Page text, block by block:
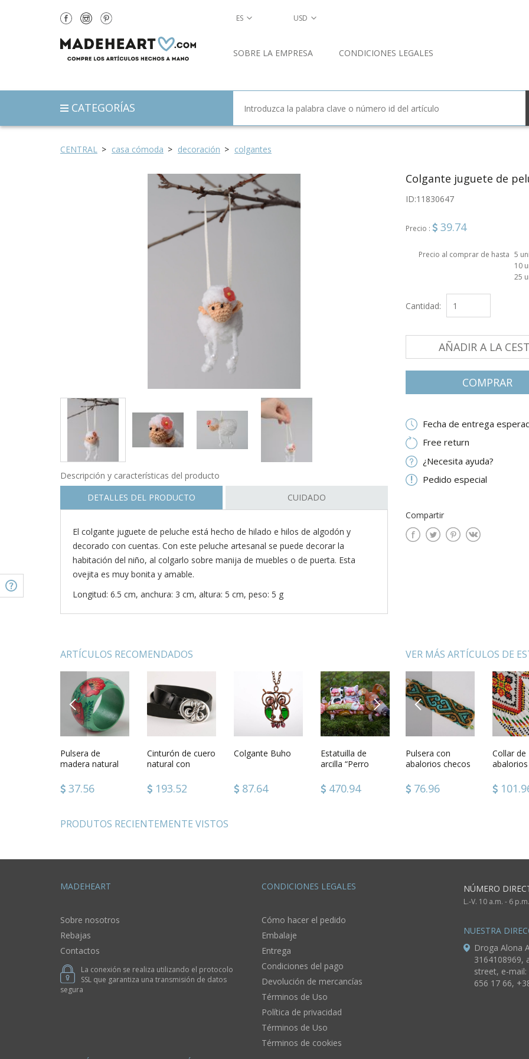
CENTRAL casa cómoda decoración colgantes
Colgante juguete de
ID:11830647
Precio : 39.74
Precio al comprar de hasta 5
10
25
Cantidad:
AÑADIR A LA
СOMPRAR
Fecha de entrega
Free return
¿Necesita ayuda?
Pedido especial
Compartir
Descripción y características del producto
DETALLES DEL PRODUCTO
CUIDADO
El colgante juguete de peluche está hecho de hilado e hilos de algodón y
decorado con cuentas. Con este peluche artesanal se puede decorar la
habitación del niño, al colgarlo sobre manija de muebles o de puerta. Esta
ovejita es muy bonita y amable.
Longitud: 6.5 cm, anchura: 3 cm, altura: 5 cm, peso: 5 g
ARTÍCULOS RECOMENDADOS
PREVIOUS
Pulsera de
madera natural
regalo original
accesorio para
37.56
Cinturón de cuero
natural con
accesorio de
moda ropa
193.52
Colgante Buho
87.64
Estatuilla de
arcilla “Perro
gatos”
470.94
Florero
decorativo de
80.42
Vela en
figurilla
35.54
NEXT
VER MÁS ARTÍCULOS DE
PREVIOUS
Colgante juguete
de peluche
39.74
Juguete de
peluche
64.40
Juguete de felpa
64.40
Juguete de
peluche y
64.40
Pulsera con
abalorios checos
76.96
Collar de
PRODUTOS RECIENTEMENTE VISTOS
ES USD
SOBRE LA EMPRESA CONDICIONES LEGALES
CATEGORÍAS
MADEHEART
Sobre nosotros
Rebajas
Contactos
La conexión se realiza utilizando el protocolo
SSL que garantiza una transmisión de datos
segura
CONDICIONES LEGALES
Cómo hacer el pedido
Embalaje
Entrega
Condiciones del pago
Devolución de mercancías
Términos de Uso
Política de privacidad
Términos de Uso
Términos de cookies
NÚMERO
L.-V. 10 a.m. - 6
NUESTRA
Droga Alona
3164108969,
street, e-mail:
656 17 66,